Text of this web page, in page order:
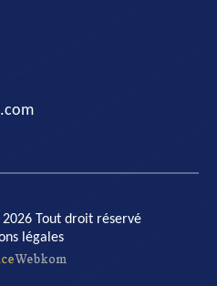
Tout droit réservé
légales